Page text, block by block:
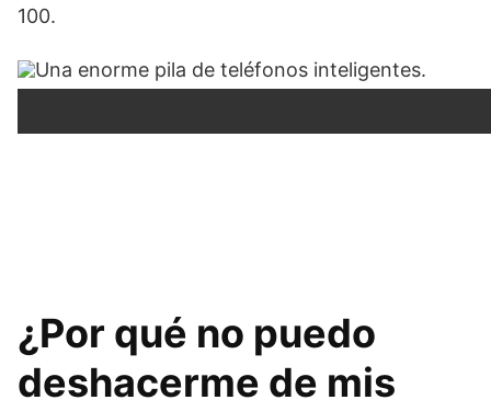
100.
¿Por qué no puedo
deshacerme de mis